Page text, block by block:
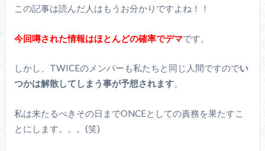
この記事は読んだ人はもうお分かりですよね！！
今回噂された情報はほとんどの確率でデマです。
しかし、TWICEのメンバーも私たちと同じ人間ですのでい
つかは解散してしまう事が予想されます。
私は来たるべきその日までONCEとしての責務を果たすこ
とにします。。。(笑)